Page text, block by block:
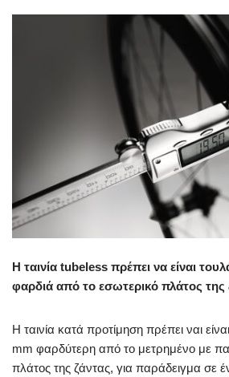
Η ταινία tubeless πρέπει να είναι
φαρδιά από το εσωτερικό πλάτος της
Η ταινία κατά προτίμηση πρέπει ναι
mm φαρδύτερη από το μετρημένο με
πλάτος της ζάντας, για παράδειγμα σε